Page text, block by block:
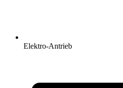
Elektro-Antrieb